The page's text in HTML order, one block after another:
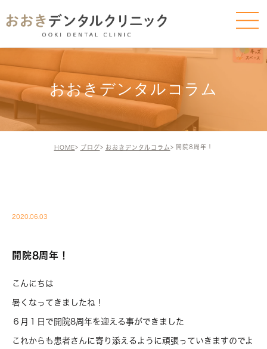
おおきデンタルコラム
HOME ブログ おおきデンタルコラム 開院8周年！
2020.06.03
開院8周年！
こんにちは
暑くなってきましたね！
６月１日で開院8周年を迎える事ができました
これからも患者さんに寄り添えるように頑張っていきますのでよ